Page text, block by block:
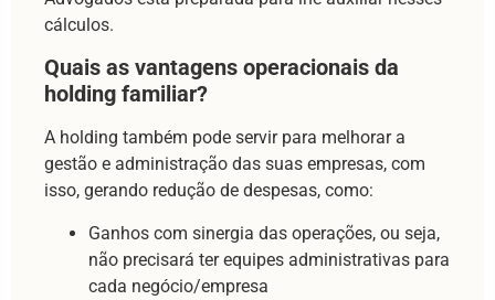
cálculos.
Quais as vantagens operacionais da
holding familiar?
A holding também pode servir para melhorar a
gestão e administração das suas empresas, com
isso, gerando redução de despesas, como:
Ganhos com sinergia das operações, ou seja,
não precisará ter equipes administrativas para
cada negócio/empresa